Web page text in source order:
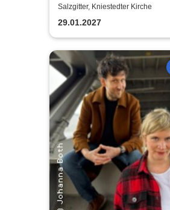
Friends
Salzgitter, Kniestedter Kirche
29.01.2027